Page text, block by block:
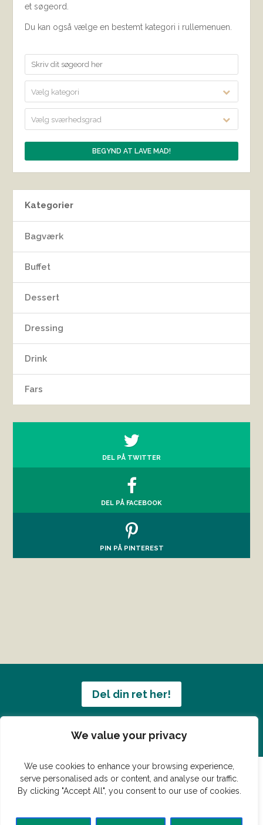
We value your privacy
We use cookies to enhance your browsing experience,
serve personalised ads or content, and analyse our traffic.
By clicking "Accept All", you consent to our use of cookies.
et søgeord.
Du kan også vælge en bestemt kategori i rullemenuen.
Vælg kategori
Vælg sværhedsgrad
Kategorier
Bagværk
Buffet
Dessert
Dressing
Drink
Fars
DEL PÅ TWITTER
DEL PÅ FACEBOOK
PIN PÅ PINTEREST
Del din ret her!
Har du en konge ret du vil dele?
© Vildmedmad.dk 2019. God og nem mad!